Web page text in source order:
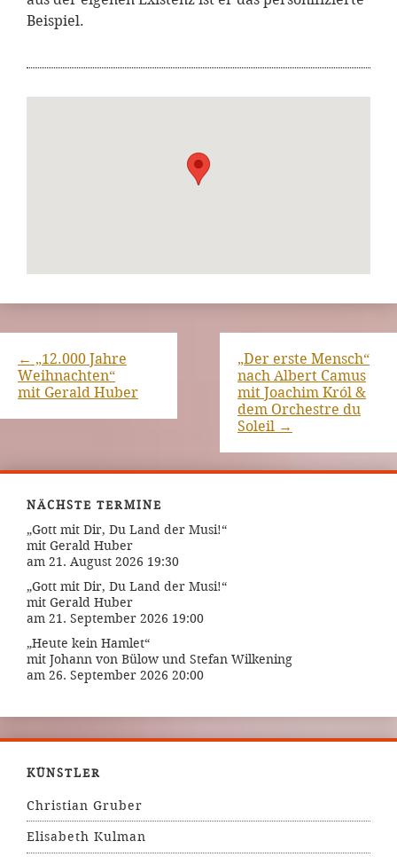
Beispiel.
← „12.000 Jahre
Weihnachten“
mit Gerald Huber
„Der erste Mensch“
nach Albert Camus
mit Joachim Król &
dem Orchestre du
Soleil →
NÄCHSTE TERMINE
„Gott mit Dir, Du Land der Musi!“
mit Gerald Huber
am 21. August 2026 19:30
„Gott mit Dir, Du Land der Musi!“
mit Gerald Huber
am 21. September 2026 19:00
„Heute kein Hamlet“
mit Johann von Bülow und Stefan Wilkening
am 26. September 2026 20:00
KÜNSTLER
Christian Gruber
Elisabeth Kulman